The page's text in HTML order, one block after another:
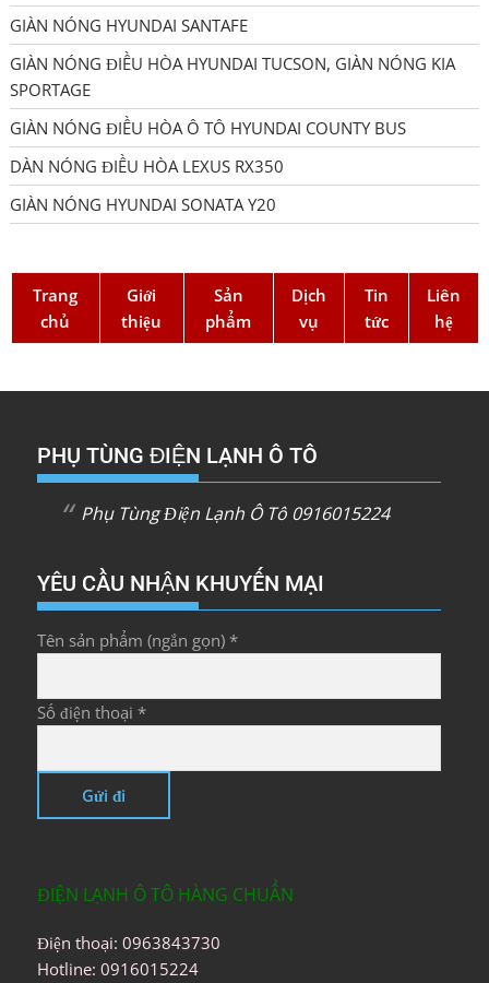
GIÀN NÓNG HYUNDAI SANTAFE
GIÀN NÓNG ĐIỀU HÒA HYUNDAI TUCSON, GIÀN NÓNG KIA
SPORTAGE
GIÀN NÓNG ĐIỀU HÒA Ô TÔ HYUNDAI COUNTY BUS
DÀN NÓNG ĐIỀU HÒA LEXUS RX350
GIÀN NÓNG HYUNDAI SONATA Y20
Trang
chủ
Giới
thiệu
Sản
phẩm
Dịch
vụ
Tin
tức
Liên
hệ
PHỤ TÙNG ĐIỆN LẠNH Ô TÔ
Phụ Tùng Điện Lạnh Ô Tô 0916015224
YÊU CẦU NHẬN KHUYẾN MẠI
Tên sản phẩm (ngắn gọn) *
Số điện thoại *
ĐIỆN LẠNH Ô TÔ HÀNG CHUẨN
Điện thoại: 0963843730
Hotline: 0916015224